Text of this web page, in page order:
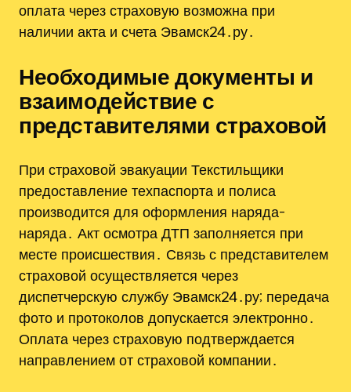
оплата через страховую возможна при
наличии акта и счета Эвамск24․ру․
Необходимые документы и
взаимодействие с
представителями страховой
При страховой эвакуации Текстильщики
предоставление техпаспорта и полиса
производится для оформления наряда-
наряда․ Акт осмотра ДТП заполняется при
месте происшествия․ Связь с представителем
страховой осуществляется через
диспетчерскую службу Эвамск24․ру; передача
фото и протоколов допускается электронно․
Оплата через страховую подтверждается
направлением от страховой компании․